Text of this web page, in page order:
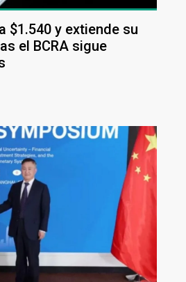
$1.540 y extiende su
el BCRA sigue